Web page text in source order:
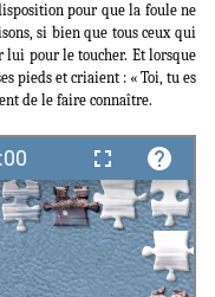
pour que la foule ne
si bien que tous ceux qui
pour le toucher. Et lorsque
pieds et criaient : « Toi, tu es
de le faire connaître.